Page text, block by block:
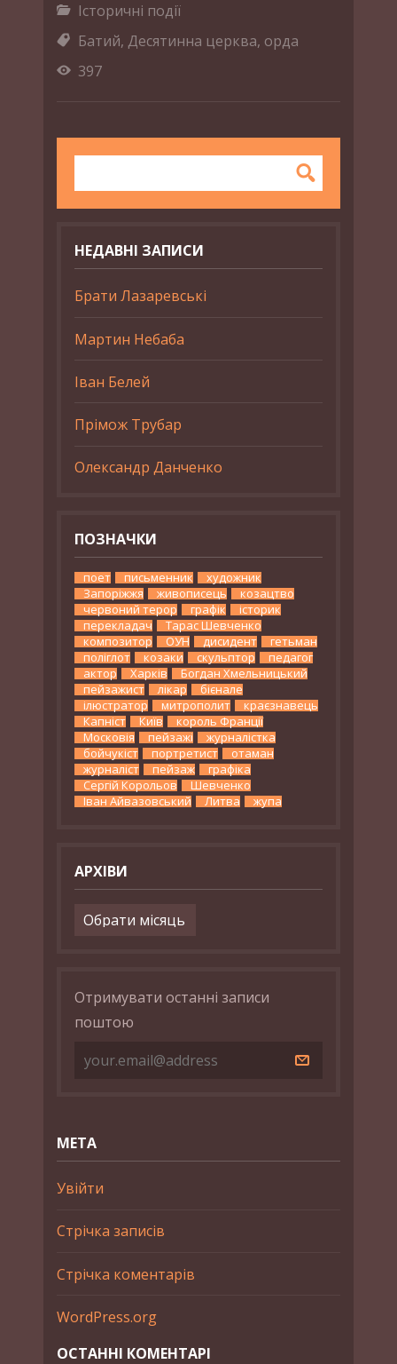
Історичні події
Батий, Десятинна церква, орда
397
НЕДАВНІ ЗАПИСИ
Брати Лазаревські
Мартин Небаба
Іван Белей
Прімож Трубар
Олександр Данченко
ПОЗНАЧКИ
поет письменник
художник
Запоріжжя
живописець
козацтво
червоний терор
графік
історик
перекладач
Тарас Шевченко
композитор
ОУН дисидент
гетьман
поліглот
козаки скульптор
педагог
актор
Харків
Богдан Хмельницький
пейзажист
лікар
бієнале
ілюстратор
митрополит
краєзнавець
Капніст
Київ
король Франції
Московія
пейзажі
журналістка
бойчукіст
портретист
отаман
журналіст
пейзаж
графіка
Сергій Корольов
Шевченко
Іван Айвазовський
Литва жупа
АРХІВИ
Архіви
Отримувати останні записи
поштою
МЕТА
Увійти
Стрічка записів
Стрічка коментарів
WordPress.org
ОСТАННІ КОМЕНТАРІ